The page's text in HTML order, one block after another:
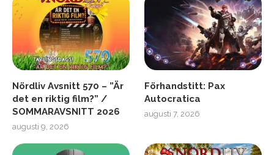
Nördliv Avsnitt 570 – ”Är
det en riktig film?” /
SOMMARAVSNITT 2026
augusti 9, 2026
Förhandstitt: Pax
Autocratica
augusti 7, 2026